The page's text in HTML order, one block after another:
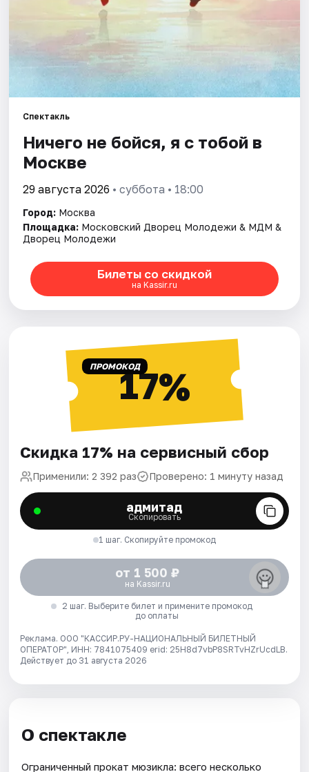
Спектакль
Ничего не бойся, я с тобой в
Москве
29 августа 2026 • суббота • 18:00
Город: Москва
Площадка: Московский Дворец Молодежи & МДМ &
Дворец Молодежи
Билеты со скидкой
на Kassir.ru
ПРОМОКОД17%
Скидка 17% на сервисный сбор
Применили: 2 392 раз Проверено: 1 минуту назад
адмитад
Скопировать
1 шаг. Скопируйте промокод
от 1 500 ₽
на Kassir.ru
2 шаг. Выберите билет и примените промокод
до оплаты
Реклама. ООО "КАССИР.РУ-НАЦИОНАЛЬНЫЙ БИЛЕТНЫЙ
ОПЕРАТОР", ИНН: 7841075409 erid: 25H8d7vbP8SRTvHZrUcdLB.
Действует до 31 августа 2026
О спектакле
Ограниченный прокат мюзикла: всего несколько